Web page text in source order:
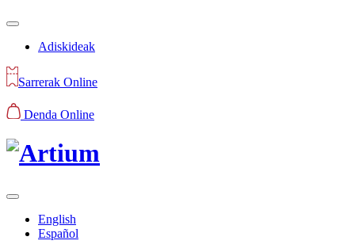
Adiskideak
Sarrerak Online
Denda Online
English
Español